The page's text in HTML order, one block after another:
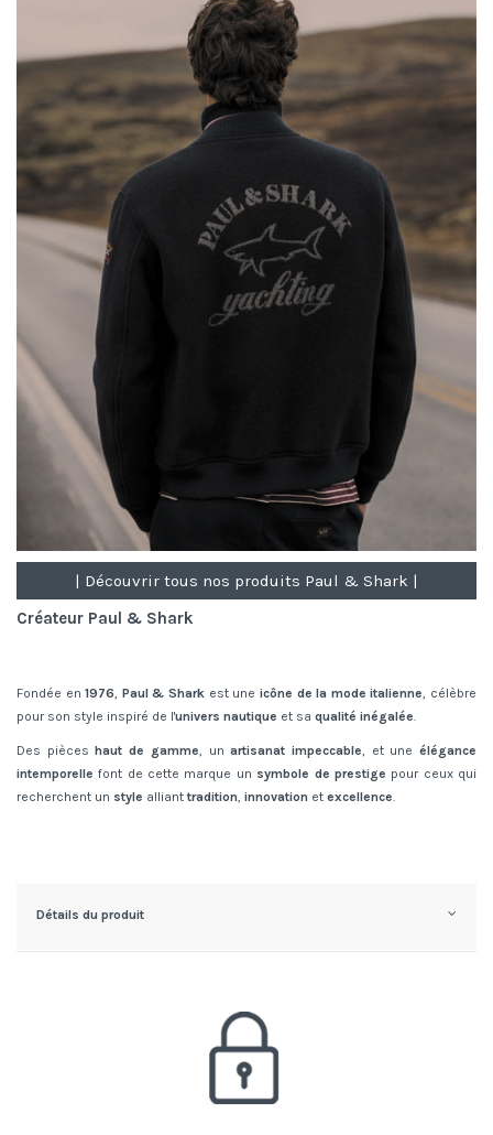
| Découvrir tous nos produits Paul & Shark |
Créateur Paul & Shark
Fondée en1976, Paul & Shark est une icône de la mode italienne, célèbre
pour son style inspiré de l'univers nautique et sa qualité inégalée.
Des pièceshaut de gamme , unartisanat impeccable , et uneélégance
intemporelle font de cette marque un symbole de prestige pour ceux qui
recherchent un style alliant tradition innovation et excellence
Détails du produit